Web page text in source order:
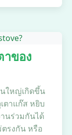
าของ
ใหญ่เกิดขึ้น
ตาแก๊ส หยิบ
นร่วมกันได้
ตรงกัน หรือ